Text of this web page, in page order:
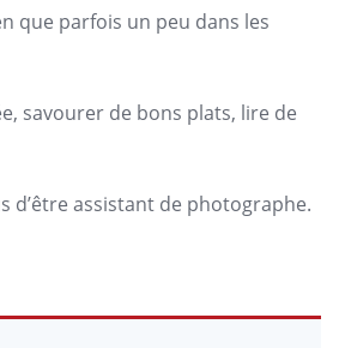
que parfois un peu dans les
savourer de bons plats, lire de
d’être assistant de photographe.